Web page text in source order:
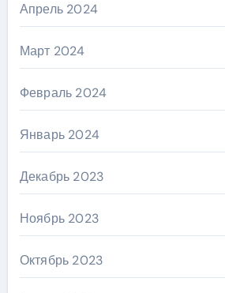
Апрель 2024
Март 2024
Февраль 2024
Январь 2024
Декабрь 2023
Ноябрь 2023
Октябрь 2023